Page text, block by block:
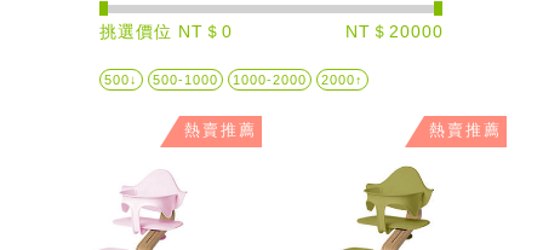
挑選價位 NT＄0 NT＄20000
500↓ 500-1000 1000-2000 2000↑
熱賣推薦 熱賣推薦